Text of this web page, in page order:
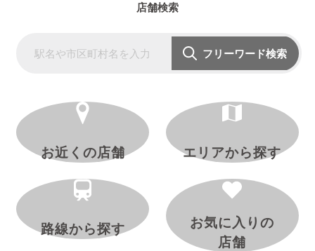
店舗検索
フリーワード検索
お近くの店舗 エリアから探す
路線から探す
お気に入りの
店舗